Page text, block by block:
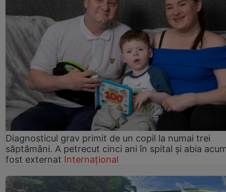
Diagnosticul grav primit de un copil la numai trei
săptămâni. A petrecut cinci ani în spital și abia
fost externat Internațional